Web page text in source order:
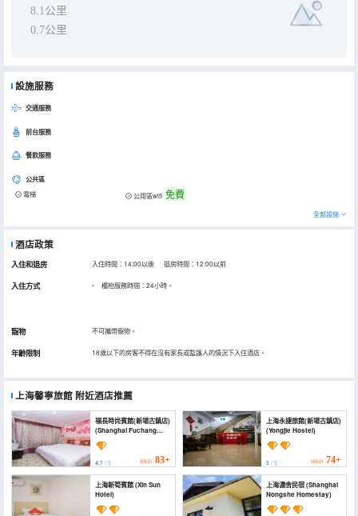
8.1公里
0.7公里
設施服務
交通服務
前台服務
餐飲服務
公共區
電梯 公用區wifi 免費
全部設施
酒店政策
入住和退房 入住時間：14:00以後 退房時間：12:00以前
入住方式 櫃枱服務時間：24小時。
寵物 不可攜帶寵物。
年齡限制 18歲以下的房客不得在沒有家長或監護人的情況下入住酒店。
上海馨寧旅館 附近酒店推薦
福長時尚賓館(新場古鎮店)
(Shanghai Fuchang
Hotel)
4.7 / 5 HKD 83+
上海永捷旅館(新場古鎮店)
(Yongjie Hostel)
5/ 5 HKD 74+
上海新筍賓館 (Xin Sun
Hotel)
上海濃舍民宿 (Shanghai
Nongshe Homestay)